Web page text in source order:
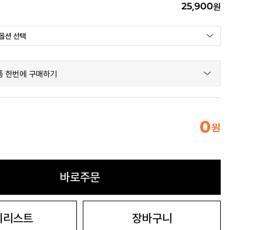
25,900원
한번에 구매하기
0원
바로주문
리스트 장바구니